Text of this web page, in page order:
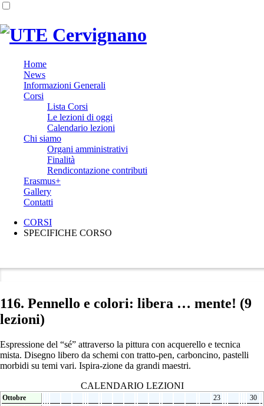
Home
News
Informazioni Generali
Corsi
Lista Corsi
Le lezioni di oggi
Calendario lezioni
Chi siamo
Organi amministrativi
Finalità
Rendicontazione contributi
Erasmus+
Gallery
Contatti
CORSI
SPECIFICHE CORSO
116. Pennello e colori: libera … mente! (9
lezioni)
Espressione del “sé” attraverso la pittura con acquerello e tecnica
mista. Disegno libero da schemi con tratto-pen, carboncino, pastelli
morbidi su temi vari. Ispira-zione da grandi maestri.
CALENDARIO LEZIONI
Ottobre 23
30